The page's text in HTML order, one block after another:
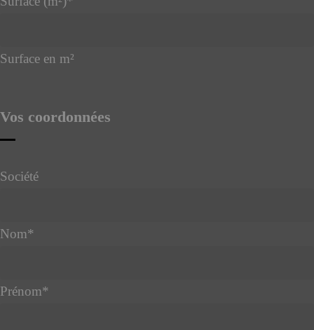
Surface en m²
Vos coordonnées
Société
Nom*
Prénom*